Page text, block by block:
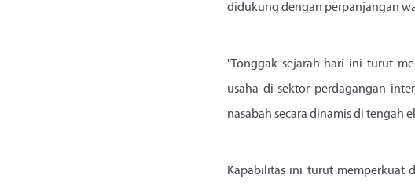
didukung dengan perpanjangan
"Tonggak sejarah hari ini turut
usaha di sektor perdagangan
nasabah secara dinamis di tengah
Kapabilitas ini turut memperkuat